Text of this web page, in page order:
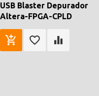
USB Blaster Depurador
Altera-FPGA-CPLD